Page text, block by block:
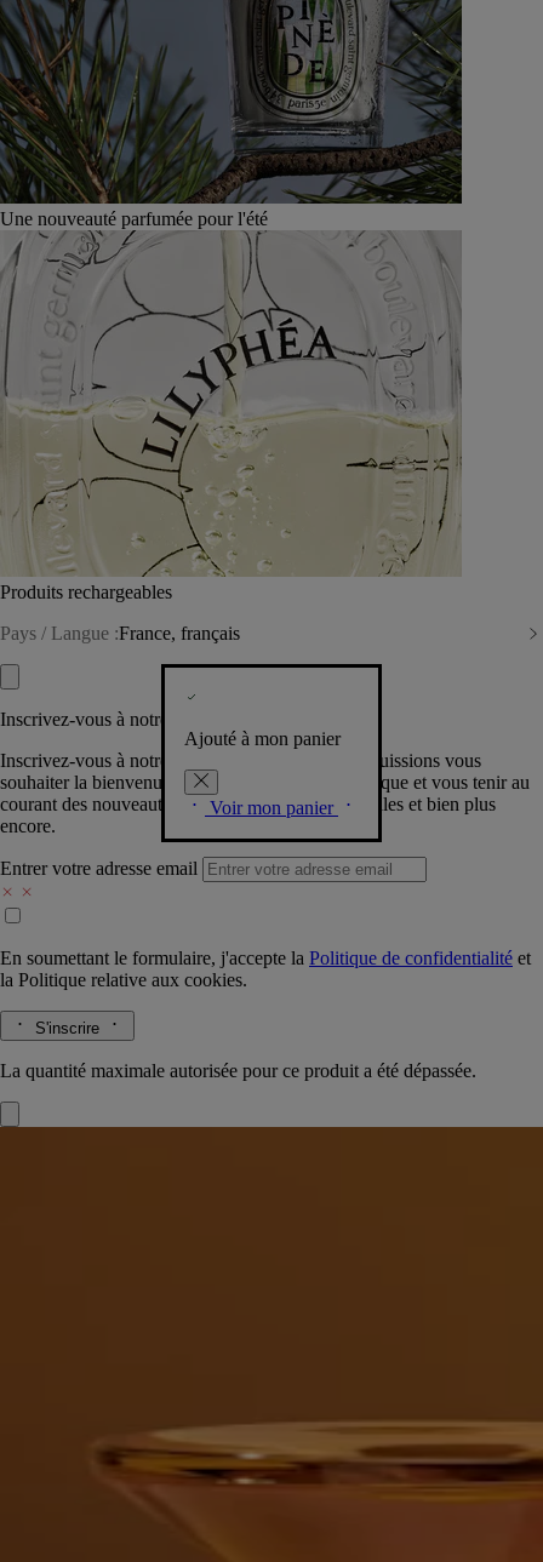
Une nouveauté parfumée pour l'été
Produits rechargeables
Pays / Langue :France, français
Ajouté à mon panier
Voir mon panier
Inscrivez-vous à notre Newsletter
Inscrivez-vous à notre newsletter pour que nous puissions vous
souhaiter la bienvenue dans la communauté Diptyque et vous tenir au
courant des nouveautés, événements, offres spéciales et bien plus
encore.
Entrer votre adresse email
En soumettant le formulaire, j'accepte la Politique de confidentialité et
la Politique relative aux cookies.
S'inscrire
La quantité maximale autorisée pour ce produit a été dépassée.